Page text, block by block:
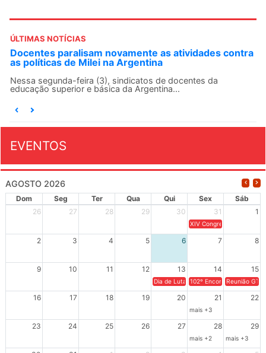
ÚLTIMAS NOTÍCIAS
Docentes paralisam novamente as atividades contra
as políticas de Milei na Argentina
Nessa segunda-feira (3), sindicatos de docentes da
educação superior e básica da Argentina...
EVENTOS
AGOSTO 2026
Dom Seg Ter Qua Qui Sex
Sáb
26
27 28 29 30 31 1
XIV Congresso Brasileiro
2 3 4 5 6 7 8
9 10 11 12 13 14 15
Dia de Luta em Defesa de Cuba e da
102º Encontro da
Reunião
16 17 18 19 20 21 22
mais +3
23 24 25 26 27 28 29
mais +2 mais +3